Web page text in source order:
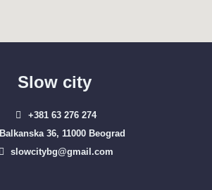
Slow city
+381 63 276 274​
Balkanska 36, 11000 Beograd​
slowcitybg@gmail.com